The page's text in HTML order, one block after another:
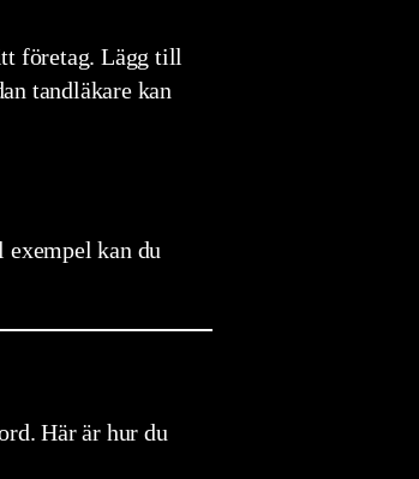
företag. Lägg till
tandläkare kan
kan du
Här är hur du